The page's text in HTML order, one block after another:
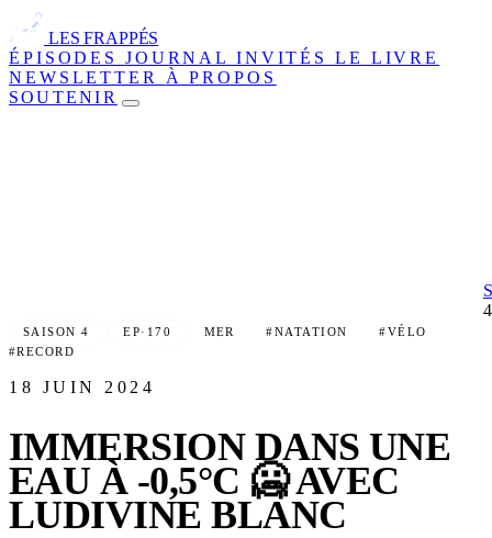
LES FRAPPÉS
ÉPISODES JOURNAL INVITÉSLE LIVRE
NEWSLETTER À PROPOS
SOUTENIR
SAISON 4 EP·170 MER #NATATION
#VÉLO
#RECORD
18 JUIN 2024
IMMERSION DANS UNE
EAU À -0,5°C 🥶 AVEC
LUDIVINE BLANC